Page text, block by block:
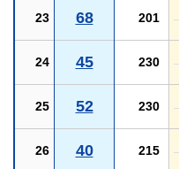
23 68 201
24 45 230
25 52 230
26 40 215